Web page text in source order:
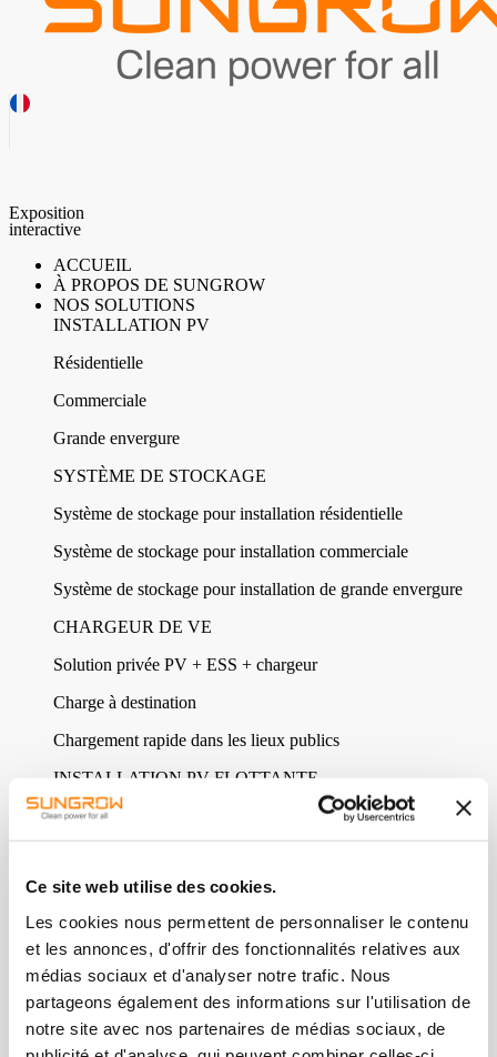
Ce site web utilise des cookies.
Les cookies nous permettent de personnaliser le contenu
et les annonces, d'offrir des fonctionnalités relatives aux
médias sociaux et d'analyser notre trafic. Nous
partageons également des informations sur l'utilisation de
notre site avec nos partenaires de médias sociaux, de
Exposition
interactive
ACCUEIL
À PROPOS DE SUNGROW
NOS SOLUTIONS
INSTALLATION PV
Résidentielle
Commerciale
Grande envergure
SYSTÈME DE STOCKAGE
Système de stockage pour installation résidentielle
Système de stockage pour installation commerciale
Système de stockage pour installation de grande envergure
CHARGEUR DE VE
Solution privée PV + ESS + chargeur
Charge à destination
Chargement rapide dans les lieux publics
INSTALLATION PV FLOTTANTE
INSTALLATION PV FLOTTANTE
Unité commerciale « PV résidentielle »
Unité commerciale « Énergie verte »
PRODUITS
TOUS LES PRODUITS
INSTALLATION PV